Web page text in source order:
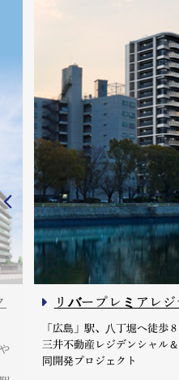
リバープレミアレ
「広島」駅、八丁堀へ徒歩
三井不動産レジデンシャル
同開発プロジェクト